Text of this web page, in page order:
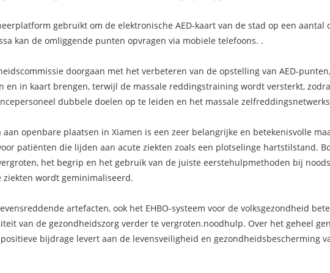
gebruikt om de elektronische AED-kaart van de stad op een
kan de omliggende punten opvragen via mobiele telefoons. .
doorgaan met het verbeteren van de opstelling van AED-
in kaart brengen, terwijl de massale reddingstraining wordt versterkt,
dubbele doelen op te leiden en het massale
openbare plaatsen in Xiamen is een zeer belangrijke en betekenisvolle
patiënten die lijden aan acute ziekten zoals een plotselinge hartstilstand.
het begrip en het gebruik van de juiste eerstehulpmethoden bij
ziekten wordt geminimaliseerd.
artefacten, ook het EHBO-systeem voor de volksgezondheid
van de gezondheidszorg verder te vergroten.noodhulp. Over het geheel
bijdrage levert aan de levensveiligheid en gezondheidsbescherming